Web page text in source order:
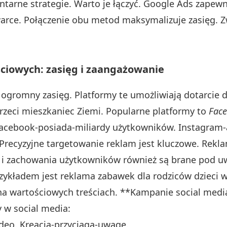
strategie. Warto je łączyć. Google Ads
Połączenie obu metod maksymalizuje zasięg.
zasięg i zaangażowanie
zasięg. Platformy te umożliwiają dotarcie
mieszkaniec Ziemi. Popularne platformy to
posiada-miliardy użytkowników.
targetowanie reklam jest kluczowe.
zachowania użytkowników również są brane pod
jest reklama zabawek dla rodziców dzieci
wartościowych treściach. **Kampanie social
social media:
Kreacja-przyciąga-uwagę.